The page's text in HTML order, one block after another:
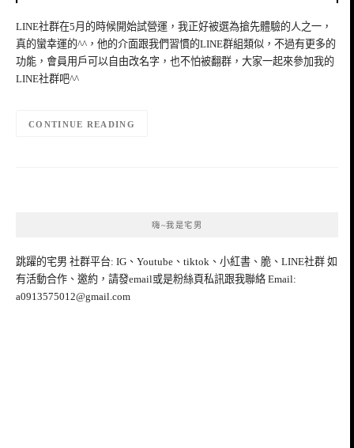
LINE社群在5月的時候開始試營運，我正好被選為搶先體驗的人之一，
真的蠻幸運的^^，他的介面跟我們習慣的LINE群組類似，不過有更多的
功能，會員用戶可以自由改名字，也不怕被翻群，大家一起來參加我的
LINE社群吧^^
CONTINUE READING
嗨~我是宅男
跳躍的宅男 社群平台: IG、Youtube、tiktok、小紅書、脆、LINE社群 如
有活動合作、邀約，請發email或是粉絲頁私訊跟我聯絡 Email:
a0913575012@gmail.com